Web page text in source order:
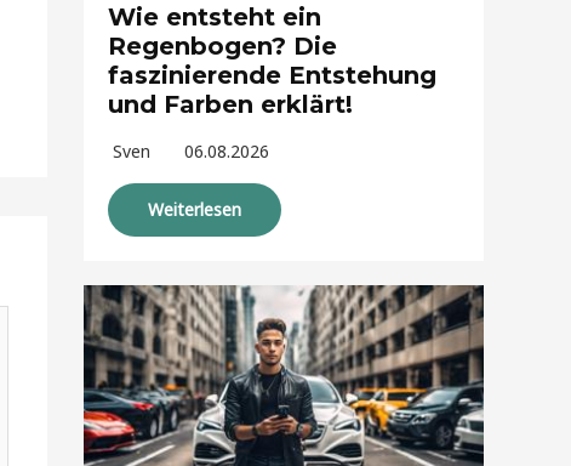
Wie entsteht ein
Regenbogen? Die
faszinierende Entstehung
und Farben erklärt!
Sven 06.08.2026
Weiterlesen